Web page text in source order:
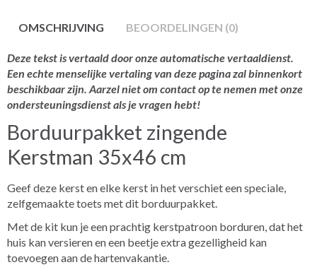
OMSCHRIJVING BEOORDELINGEN (0)
Deze tekst is vertaald door onze automatische vertaaldienst.
Een echte menselijke vertaling van deze pagina zal binnenkort
beschikbaar zijn. Aarzel niet om contact op te nemen met onze
ondersteuningsdienst als je vragen hebt!
Borduurpakket zingende
Kerstman 35x46 cm
Geef deze kerst en elke kerst in het verschiet een speciale,
zelfgemaakte toets met dit borduurpakket.
Met de kit kun je een prachtig kerstpatroon borduren, dat het
huis kan versieren en een beetje extra gezelligheid kan
toevoegen aan de hartenvakantie.